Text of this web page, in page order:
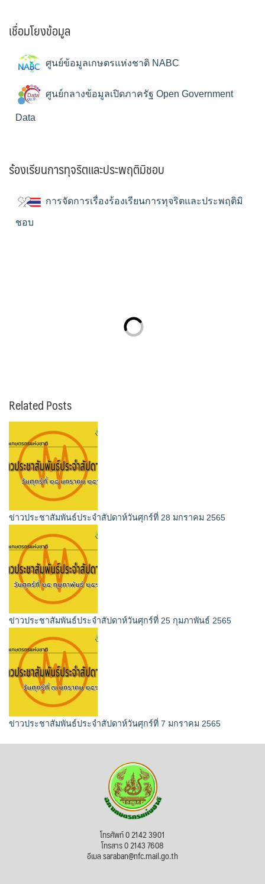
เชื่อมโยงข้อมูล
ศูนย์ข้อมูลเกษตรแห่งชาติ NABC
ศูนย์กลางข้อมูลเปิดภาครัฐ Open Government
Data
ร้องเรียนการทุจริตและประพฤติมิชอบ
การจัดการเรื่องร้องเรียนการทุจริตและประพฤติมิ
ชอบ
Related Posts
ข่าวประชาสัมพันธ์ประจำสัปดาห์วันศุกร์ที่ 28 มกราคม 2565
ข่าวประชาสัมพันธ์ประจำสัปดาห์วันศุกร์ที่ 25 กุมภาพันธ์ 2565
ข่าวประชาสัมพันธ์ประจำสัปดาห์วันศุกร์ที่ 7 มกราคม 2565
โทรศัพท์ 0 2142 3901
โทรสาร 0 2143 7608
อีเมล saraban@nfc.mail.go.th